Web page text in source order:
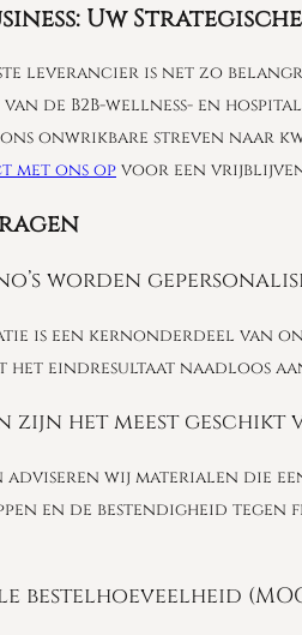
Uw
leverancier is net zo
de B2B-wellness- en
onwrikbare streven naar
met ons op voor een
worden
is een kernonderdeel van
eindresultaat naadloos
zijn het meest geschikt
adviseren wij materialen die
en de bestendigheid
bestelhoeveelheid